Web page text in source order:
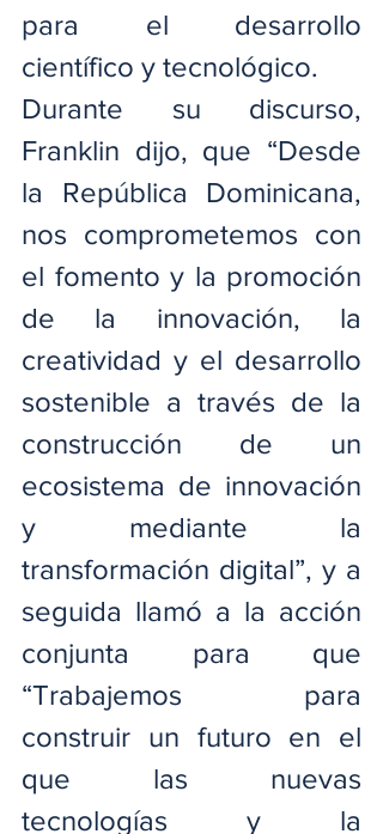
para el desarrollo
científico y tecnológico.
Durante su discurso,
Franklin dijo, que “Desde
la República Dominicana,
nos comprometemos con
el fomento y la promoción
de la innovación, la
creatividad y el desarrollo
sostenible a través de la
construcción de un
ecosistema de innovación
y mediante la
transformación digital”, y a
seguida llamó a la acción
conjunta para que
“Trabajemos para
construir un futuro en el
que las nuevas
tecnologías y la